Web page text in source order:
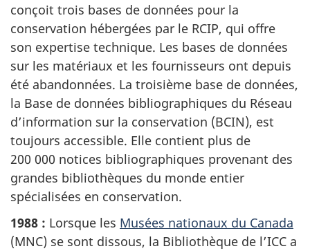
conçoit trois bases de données pour la
conservation hébergées par le RCIP, qui offre
son expertise technique. Les bases de données
sur les matériaux et les fournisseurs ont depuis
été abandonnées. La troisième base de données,
la Base de données bibliographiques du Réseau
d’information sur la conservation (BCIN), est
toujours accessible. Elle contient plus de
200 000 notices bibliographiques provenant des
grandes bibliothèques du monde entier
spécialisées en conservation.
1988 : Lorsque les Musées nationaux du Canada
(MNC) se sont dissous, la Bibliothèque de l’ICC a